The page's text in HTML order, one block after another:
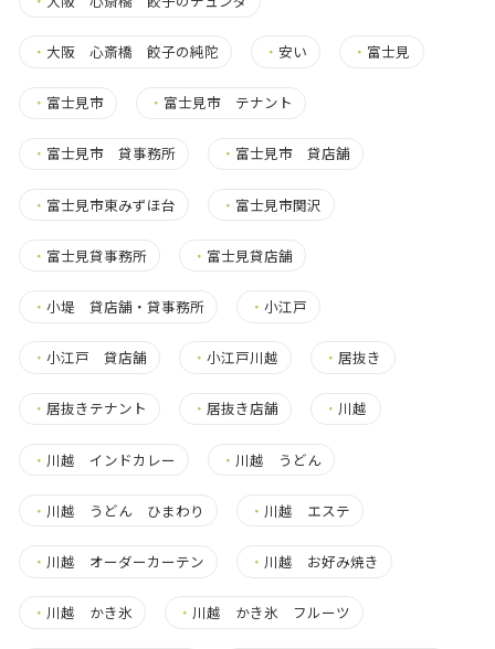
・ 大阪 心斎橋 餃子の純陀 ・安い ・ 富士見
・ 富士見市 ・ 富士見市 テナント
・ 富士見市 貸事務所 ・ 富士見市 貸店舗
・ 富士見市東みずほ台 ・ 富士見市関沢
・ 富士見貸事務所 ・ 富士見貸店舗
・ 小堤 貸店舗・貸事務所 ・小江戸
・ 小江戸 貸店舗 ・小江戸川越 ・居抜き
・ 居抜きテナント ・居抜き店舗 ・ 川越
・ 川越 インドカレー ・ 川越 うどん
・ 川越 うどん ひまわり ・ 川越 エステ
・ 川越 オーダーカーテン ・ 川越 お好み焼き
・ 川越 かき氷 ・ 川越 かき氷 フルーツ